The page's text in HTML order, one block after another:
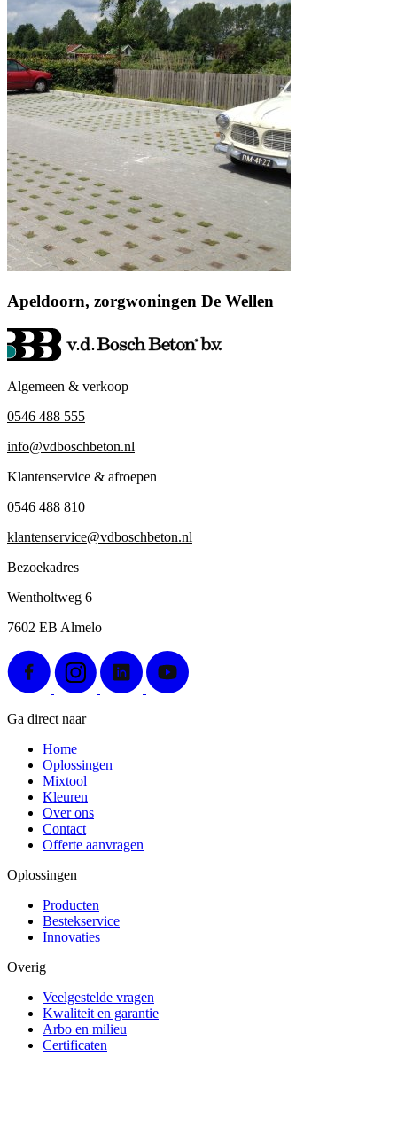
Apeldoorn, zorgwoningen De Wellen
Algemeen & verkoop
0546 488 555
info@vdboschbeton.nl
Klantenservice & afroepen
0546 488 810
klantenservice@vdboschbeton.nl
Bezoekadres
Wentholtweg 6
7602 EB Almelo
Ga direct naar
Home
Oplossingen
Mixtool
Kleuren
Over ons
Contact
Offerte aanvragen
Oplossingen
Producten
Bestekservice
Innovaties
Overig
Veelgestelde vragen
Kwaliteit en garantie
Arbo en milieu
Certificaten